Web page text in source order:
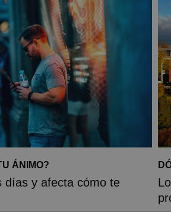
ÁNIMO?
días y afecta cómo te